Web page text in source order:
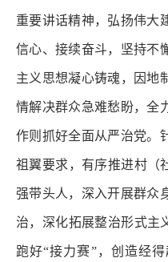
重要讲话精神，弘扬伟大
信心、接续奋斗，坚持不
主义思想凝心铸魂，因地
情解决群众急难愁盼，全
作则抓好全面从严治党。
祖翼要求，有序推进村（
强带头人，深入开展群众
治，深化拓展整治形式主
跑好“接力赛”，创造经